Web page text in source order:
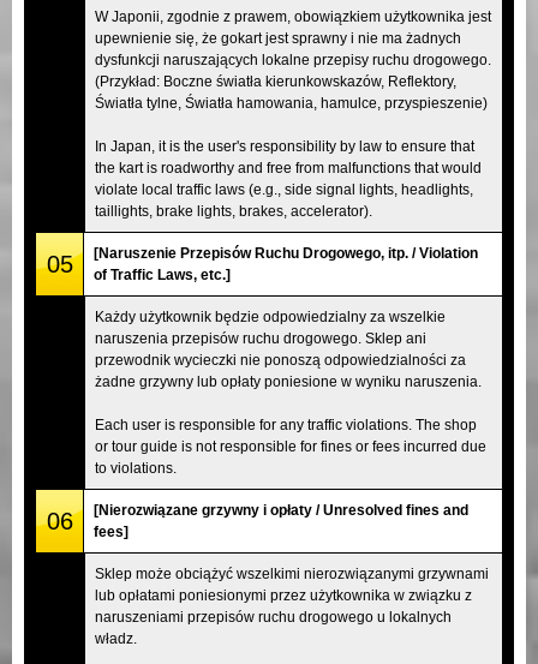
W Japonii, zgodnie z prawem, obowiązkiem użytkownika jest
upewnienie się, że gokart jest sprawny i nie ma żadnych
dysfunkcji naruszających lokalne przepisy ruchu drogowego.
(Przykład: Boczne światła kierunkowskazów, Reflektory,
Światła tylne, Światła hamowania, hamulce, przyspieszenie)
In Japan, it is the user's responsibility by law to ensure that
the kart is roadworthy and free from malfunctions that would
violate local traffic laws (e.g., side signal lights, headlights,
taillights, brake lights, brakes, accelerator).
05
[Naruszenie Przepisów Ruchu Drogowego, itp. / Violation
of Traffic Laws, etc.]
Każdy użytkownik będzie odpowiedzialny za wszelkie
naruszenia przepisów ruchu drogowego. Sklep ani
przewodnik wycieczki nie ponoszą odpowiedzialności za
żadne grzywny lub opłaty poniesione w wyniku naruszenia.
Each user is responsible for any traffic violations. The shop
or tour guide is not responsible for fines or fees incurred due
to violations.
06
[Nierozwiązane grzywny i opłaty / Unresolved fines and
fees]
Sklep może obciążyć wszelkimi nierozwiązanymi grzywnami
lub opłatami poniesionymi przez użytkownika w związku z
naruszeniami przepisów ruchu drogowego u lokalnych
władz.